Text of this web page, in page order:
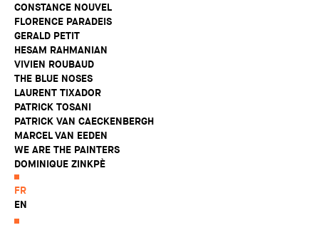
CONSTANCE NOUVEL
FLORENCE PARADEIS
GERALD PETIT
HESAM RAHMANIAN
VIVIEN ROUBAUD
THE BLUE NOSES
LAURENT TIXADOR
PATRICK TOSANI
PATRICK VAN CAECKENBERGH
MARCEL VAN EEDEN
WE ARE THE PAINTERS
DOMINIQUE ZINKPÈ
FR
EN